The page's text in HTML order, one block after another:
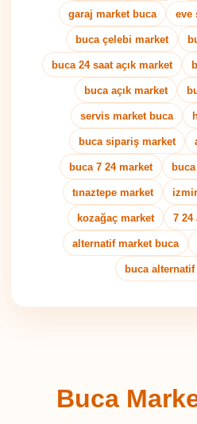
garaj market buca eve
buca çelebi market
buca 24 saat açık market
buca açık market
servis market buca
buca sipariş market
buca 7 24 market
tınaztepe market
kozağaç market 7 24
alternatif market buca
buca alternatif
Buca